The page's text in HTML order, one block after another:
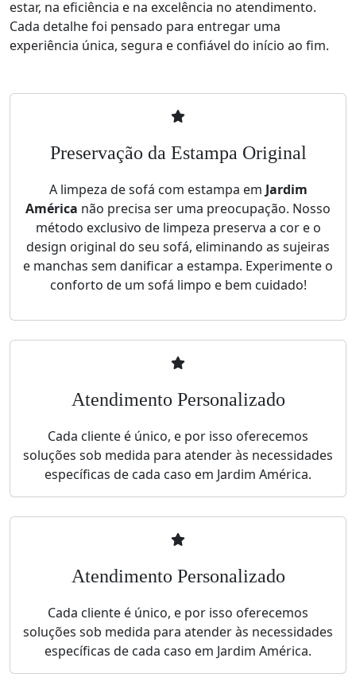
estar, na eficiência e na excelência no atendimento.
Cada detalhe foi pensado para entregar uma
experiência única, segura e confiável do início ao fim.
Preservação da Estampa Original
A limpeza de sofá com estampa em Jardim
América não precisa ser uma preocupação. Nosso
método exclusivo de limpeza preserva a cor e o
design original do seu sofá, eliminando as sujeiras
e manchas sem danificar a estampa. Experimente o
conforto de um sofá limpo e bem cuidado!
Atendimento Personalizado
Cada cliente é único, e por isso oferecemos
soluções sob medida para atender às necessidades
específicas de cada caso em Jardim América.
Atendimento Personalizado
Cada cliente é único, e por isso oferecemos
soluções sob medida para atender às necessidades
específicas de cada caso em Jardim América.